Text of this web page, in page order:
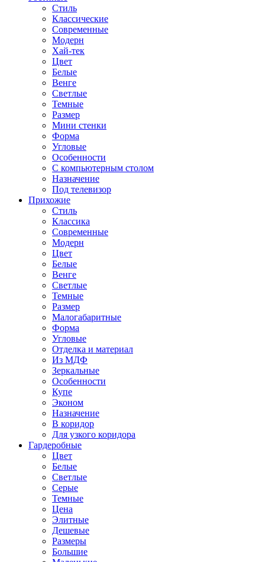
Стиль
Классические
Современные
Модерн
Хай-тек
Цвет
Белые
Венге
Светлые
Темные
Размер
Мини стенки
Форма
Угловые
Особенности
С компьютерным столом
Назначение
Под телевизор
Прихожие
Стиль
Классика
Современные
Модерн
Цвет
Белые
Венге
Светлые
Темные
Размер
Малогабаритные
Форма
Угловые
Отделка и материал
Из МДФ
Зеркальные
Особенности
Купе
Эконом
Назначение
В коридор
Для узкого коридора
Гардеробные
Цвет
Белые
Светлые
Серые
Темные
Цена
Элитные
Дешевые
Размеры
Большие